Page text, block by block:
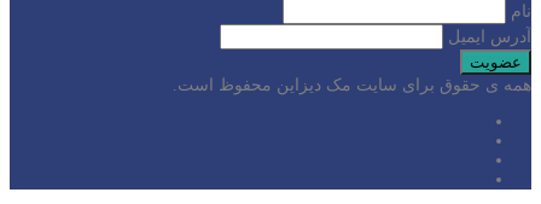
نام
آدرس ایمیل
همه ی حقوق برای سایت مک دیزاین محفوظ است.